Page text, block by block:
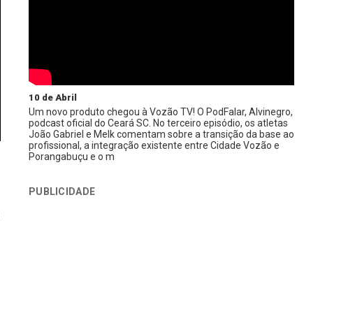
10 de Abril
Um novo produto chegou à Vozão TV! O PodFalar, Alvinegro,
podcast oficial do Ceará SC. No terceiro episódio, os atletas
João Gabriel e Melk comentam sobre a transição da base ao
profissional, a integração existente entre Cidade Vozão e
Porangabuçu e o m
PUBLICIDADE